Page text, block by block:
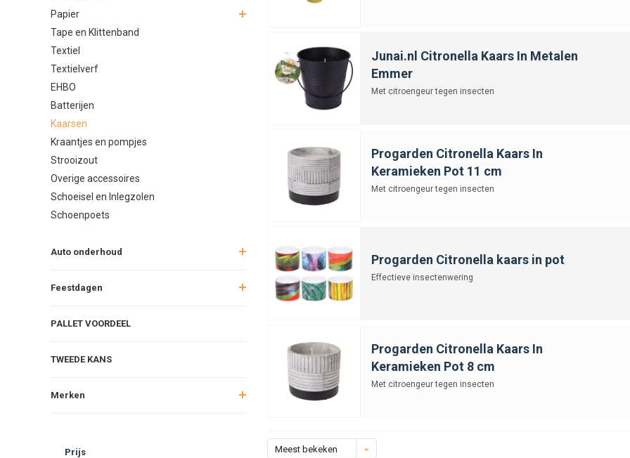
Papier
Tape en Klittenband
Textiel
Textielverf
EHBO
Batterijen
Kaarsen
Kraantjes en pompjes
Strooizout
Overige accessoires
Schoeisel en Inlegzolen
Schoenpoets
Auto onderhoud
Feestdagen
PALLET VOORDEEL
TWEEDE KANS
Merken
Prijs
Junai.nl Citronella Kaars In Metalen
Emmer
Met citroengeur tegen insecten
Progarden Citronella Kaars In
Keramieken Pot 11 cm
Met citroengeur tegen insecten
Progarden Citronella kaars in pot
Effectieve insectenwering
Progarden Citronella Kaars In
Keramieken Pot 8 cm
Met citroengeur tegen insecten
Meest bekeken